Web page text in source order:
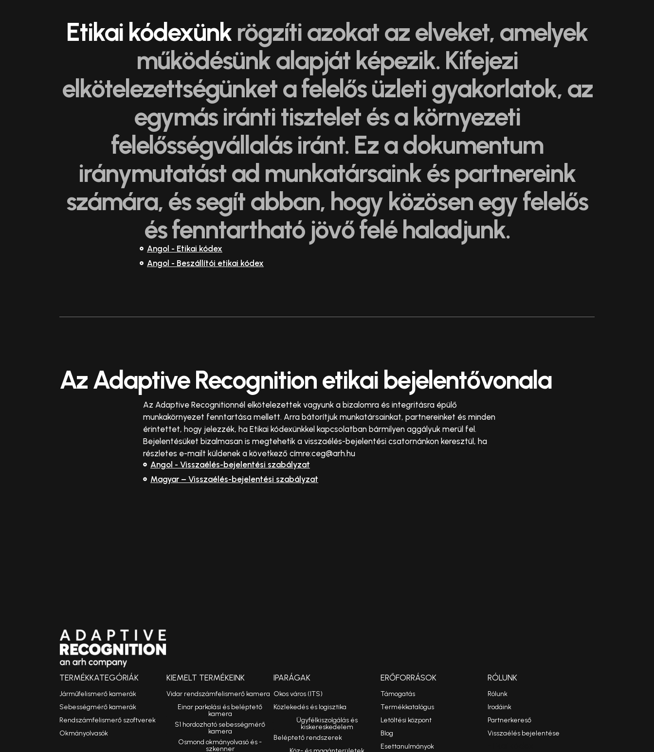
Etikai kódexünk rögzíti azokat az elveket, amelyek
működésünk alapját képezik. Kifejezi
elkötelezettségünket a felelős üzleti gyakorlatok, az
egymás iránti tisztelet és a környezeti
felelősségvállalás iránt. Ez a dokumentum
iránymutatást ad munkatársaink és partnereink
számára, és segít abban, hogy közösen egy felelős
és fenntartható jövő felé haladjunk.
Angol - Etikai kódex
Angol - Beszállítói etikai kódex
Az Adaptive Recognition etikai bejelentővonala
Az Adaptive Recognitionnél elkötelezettek vagyunk a bizalomra és integritásra épülő
munkakörnyezet fenntartása mellett. Arra bátorítjuk munkatársainkat, partnereinket és minden
érintettet, hogy jelezzék, ha Etikai kódexünkkel kapcsolatban bármilyen aggályuk merül fel.
Bejelentésüket bizalmasan is megtehetik a visszaélés-bejelentési csatornánkon keresztül, ha
részletes e-mailt küldenek a következő címre:ceg@arh.hu
Angol - Visszaélés-bejelentési szabályzat
Magyar – Visszaélés-bejelentési szabályzat
TERMÉKKATEGÓRIÁK
Járműfelismerő kamerák
Sebességmérő kamerák
Rendszámfelismerő szoftverek
Okmányolvasók
KIEMELT TERMÉKEINK
Vidar rendszámfelismerő kamera
Einar parkolási és beléptető
kamera
S1 hordozható sebességmérő
kamera
Osmond okmányolvasó és -
szkenner
IPARÁGAK
Okos város (ITS)
Közlekedés és logisztika
Ügyfélkiszolgálás és
kiskereskedelem
Beléptető rendszerek
ERŐFORRÁSOK
Támogatás
Termékkatalógus
Letöltési központ
Blog
Esettanulmányok
RÓLUNK
Rólunk
Irodáink
Partnerkereső
Visszaélés bejelentése